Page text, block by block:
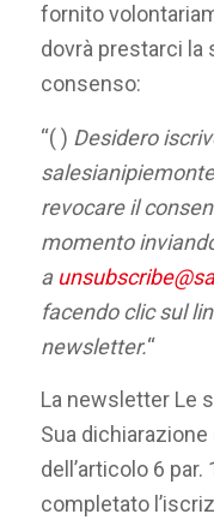
fornito
dovrà prestarci la
consenso:
“( ) Desidero
revocare il
momento
a
facendo clic sul
newsletter.“
La newsletter Le
Sua
dell’articolo 6 par.
completato